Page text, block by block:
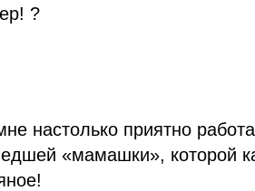
?
настолько приятно
«мамашки», которой